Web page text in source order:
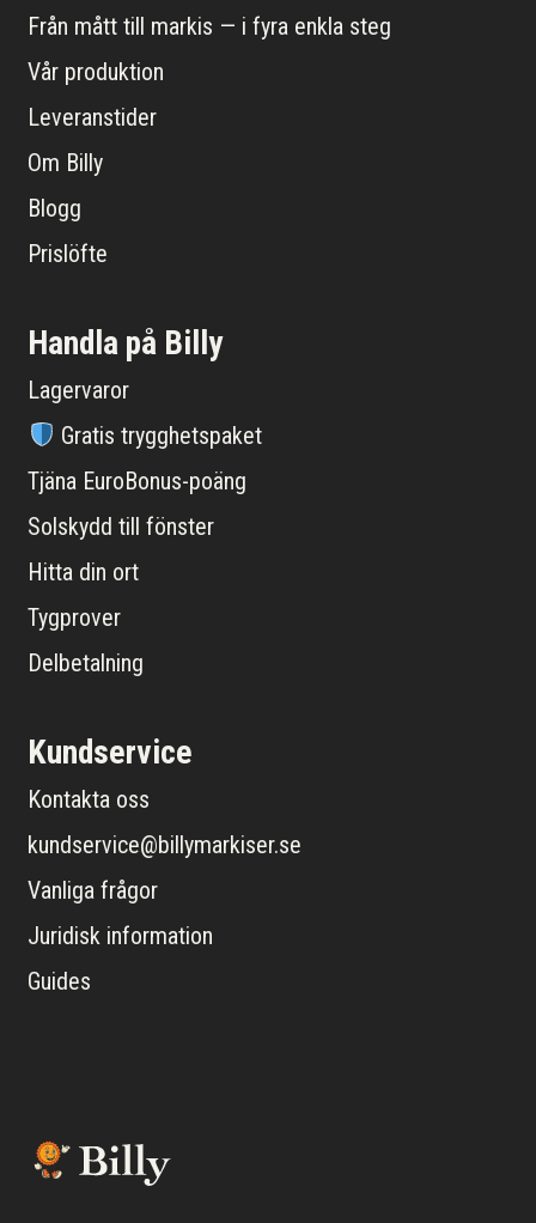
Från mått till markis — i fyra enkla steg
Vår produktion
Leveranstider
Om Billy
Blogg
Prislöfte
Handla på Billy
Lagervaror
Gratis trygghetspaket
Tjäna EuroBonus-poäng
Solskydd till fönster
Hitta din ort
Tygprover
Delbetalning
Kundservice
Kontakta oss
kundservice@billymarkiser.se
Vanliga frågor
Juridisk information
Guides